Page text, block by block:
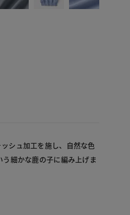
シュ加工を施し、自然な色
細かな鹿の子に編み上げま